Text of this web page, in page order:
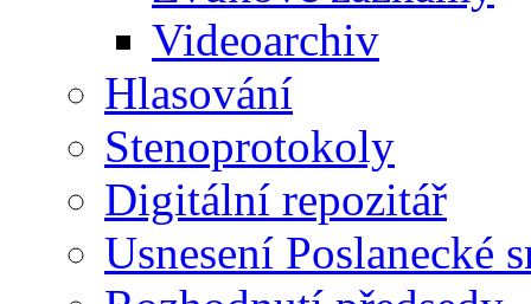
Videoarchiv
Hlasování
Stenoprotokoly
Digitální repozitář
Usnesení Poslanecké